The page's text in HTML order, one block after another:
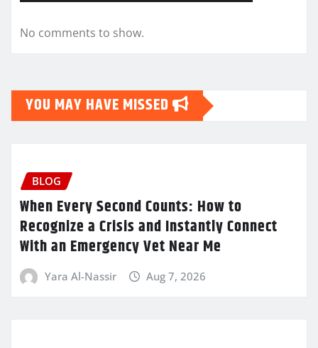
No comments to show.
YOU MAY HAVE MISSED
BLOG
When Every Second Counts: How to
Recognize a Crisis and Instantly Connect
With an Emergency Vet Near Me
Yara Al-Nassir Aug 7, 2026